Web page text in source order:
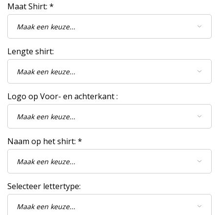
Maat Shirt: *
Lengte shirt:
Logo op Voor- en achterkant :
Naam op het shirt: *
Selecteer lettertype: